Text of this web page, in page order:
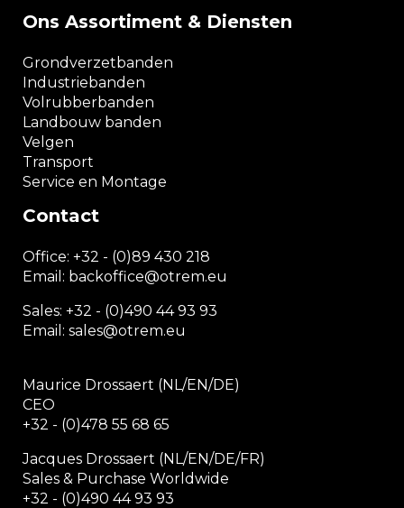
Contact
Office: +32 - (0)89 430 218
Email: backoffice@otrem.eu
Sales: +32 - (0)490 44 93 93
Email: sales@otrem.eu
Maurice Drossaert (NL/EN/DE)
CEO
+32 - (0)478 55 68 65
Jacques Drossaert (NL/EN/DE/FR)
Sales & Purchase Worldwide
+32 - (0)490 44 93 93
Ons Assortiment & Diensten
Grondverzetbanden
Industriebanden
Volrubberbanden
Landbouw banden
Velgen
Transport
Service en Montage